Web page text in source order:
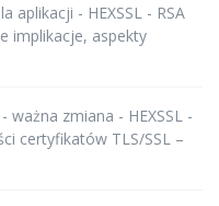
aplikacji - HEXSSL - RSA
implikacje, aspekty
zmiana - HEXSSL -
certyfikatów TLS/SSL –